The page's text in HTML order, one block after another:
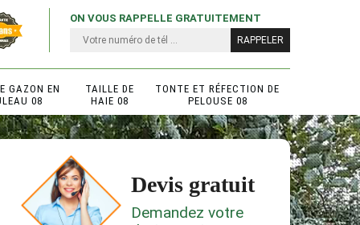
ON VOUS RAPPELLE GRATUITEMENT
GAZON EN
08
TAILLE DE
HAIE 08
TONTE ET RÉFECTION DE
PELOUSE 08
Devis gratuit
Demandez votre